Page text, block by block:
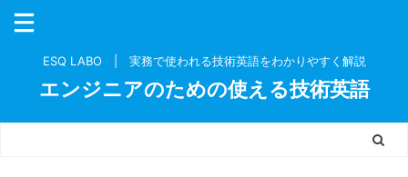
ESQ LABO | 実務で使われる技術英語をわかりやすく解説
エンジニアのための使える技術英語